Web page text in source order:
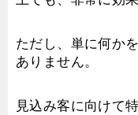
ただし、単に何か
ありません。
見込み客に向けて